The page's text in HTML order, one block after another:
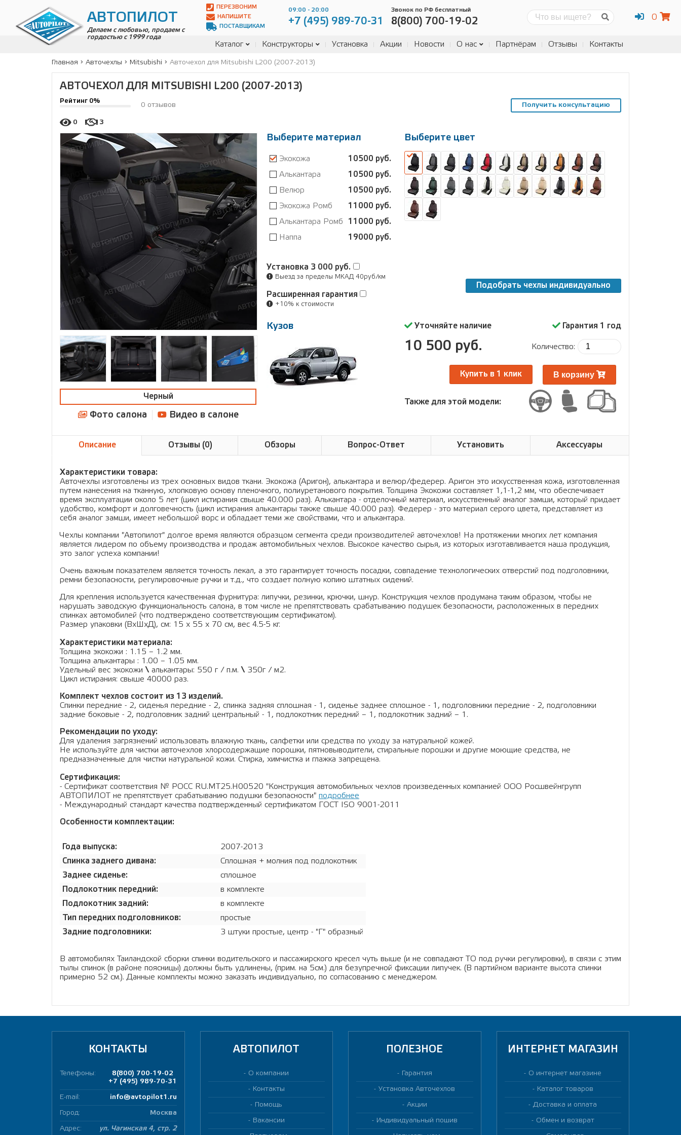
АВТОПИЛОТ
Делаем с любовью, продаем с
гордостью с 1999 года
ПЕРЕЗВОНИМ
НАПИШИТЕ
ПОСТАВЩИКАМ
09:00 - 20:00
+7 (495) 989-70-31
Звонок по РФ бесплатный
8(800) 700-19-02 0
Каталог Конструкторы Установка Акции Новости О нас Партнёрам Отзывы Контакты
Главная Авточехлы Mitsubishi Авточехол для Mitsubishi L200 (2007-2013)
АВТОЧЕХОЛ ДЛЯ MITSUBISHI L200 (2007-2013)
Рейтинг 0%
0 отзывов Получить консультацию
0 3
Черный
Фото салона Видео в салоне
Выберите материал
Экокожа 10500 руб.
Алькантара 10500 руб.
Велюр 10500 руб.
Экокожа Ромб 11000 руб.
Алькантара Ромб 11000 руб.
Наппа 19000 руб.
Выберите цвет
Подобрать чехлы индивидуально
Установка 3 000 руб.
Выезд за пределы МКАД 40руб/км
Расширенная гарантия
+10% к стоимости
Кузов Уточняйте наличие Гарантия 1 год
10 500 руб. Количество:
Купить в 1 клик В корзину
Также для этой модели:
Описание Отзывы (0) Обзоры Вопрос-Ответ Установить Аксессуары
Характеристики товара:
Авточехлы изготовлены из трех основных видов ткани. Экокожа (Аригон), алькантара и велюр/федерер. Аригон это искусственная кожа, изготовленная
путем нанесения на тканную, хлопковую основу пленочного, полиуретанового покрытия. Толщина Экокожи составляет 1,1-1,2 мм, что обеспечивает
время эксплуатации около 5 лет (цикл истирания свыше 40.000 раз). Алькантара - отделочный материал, искусственный аналог замши, который придает
удобство, комфорт и долговечность (цикл истирания алькантары также свыше 40.000 раз). Федерер - это материал серого цвета, представляет из
себя аналог замши, имеет небольшой ворс и обладает теми же свойствами, что и алькантара.
Чехлы компании "Автопилот" долгое время являются образцом сегмента среди производителей авточехлов! На протяжении многих лет компания
является лидером по объему производства и продаж автомобильных чехлов. Высокое качество сырья, из которых изготавливается наша продукция,
это залог успеха компании!
Очень важным показателем является точность лекал, а это гарантирует точность посадки, совпадение технологических отверстий под подголовники,
ремни безопасности, регулировочные ручки и т.д., что создает полную копию штатных сидений.
Для крепления используется качественная фурнитура: липучки, резинки, крючки, шнур. Конструкция чехлов продумана таким образом, чтобы не
нарушать заводскую функциональность салона, в том числе не препятствовать срабатыванию подушек безопасности, расположенных в передних
спинках автомобилей (что подтверждено соответствующим сертификатом).
Размер упаковки (ВхШхД), см: 15 x 55 x 70 см, вес 4.5-5 кг.
Характеристики материала:
Толщина экокожи : 1.15 – 1.2 мм.
Толщина алькантары : 1.00 – 1.05 мм.
Удельный вес экокожи \ алькантары: 550 г / п.м. \ 350г / м2.
Цикл истирания: свыше 40000 раз.
Комплект чехлов состоит из 13 изделий.
Спинки передние - 2, сиденья передние - 2, спинка задняя сплошная - 1, сиденье заднее сплошное - 1, подголовники передние - 2, подголовники
задние боковые - 2, подголовник задний центральный - 1, подлокотник передний – 1, подлокотник задний – 1.
Рекомендации по уходу:
Для удаления загрязнений использовать влажную ткань, салфетки или средства по уходу за натуральной кожей.
Не используйте для чистки авточехлов хлорсодержащие порошки, пятновыводители, стиральные порошки и другие моющие средства, не
предназначенные для чистки натуральной кожи. Стирка, химчистка и глажка запрещена.
Сертификация:
- Сертификат соответствия № РОСС RU.МТ25.Н00520 "Конструкция автомобильных чехлов произведенных компанией ООО Росшвейнгрупп
АВТОПИЛОТ не препятствует срабатыванию подушки безопасности" подробнее
- Международный стандарт качества подтвержденный сертификатом ГОСТ ISO 9001-2011
Особенности комплектации:
Года выпуска:
2007-2013
Спинка заднего дивана:
Сплошная + молния под подлокотник
Заднее сиденье:
сплошное
Подлокотник передний:
в комплекте
Подлокотник задний:
в комплекте
Тип передних подголовников:
простые
Задние подголовники:
3 штуки простые, центр - "Г" образный
В автомобилях Таиландской сборки спинки водительского и пассажирского кресел чуть выше (и не совпадают ТО под ручки регулировки), в связи с этим
тылы спинок (в районе поясницы) должны быть удлинены, (прим. на 5см.) для безупречной фиксации липучек. (В партийном варианте высота спинки
примерно 52 см.). Данные комплекты можно заказать индивидуально, по согласованию с менеджером.
КОНТАКТЫ
Телефоны:
8(800) 700-19-02
+7 (495) 989-70-31
E-mail: info@avtopilot1.ru
Город: Москва
Адрес: ул. Чагинская 4, стр. 2
АВТОПИЛОТ
О компании
Контакты
Помощь
Вакансии
ПОЛЕЗНОЕ
Гарантия
Установка Авточехлов
Акции
Индивидуальный пошив
ИНТЕРНЕТ МАГАЗИН
О интернет магазине
Каталог товаров
Доставка и оплата
Обмен и возврат
Адрес:
Чагинская